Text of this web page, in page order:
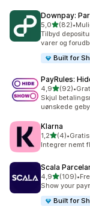
Downpay:
5,0ud af 5
(82)
82 •
Tilbyd
varer og
Built for
PayRules:
4,9ud af 5
(92)
92 •
Skjul
uønskede
Klarna
1,2ud af 5
(4)
4 anmeldelser
•
Integrer nemt
Scala
4,9ud af 5
(109)
109 •
Show your
Built for